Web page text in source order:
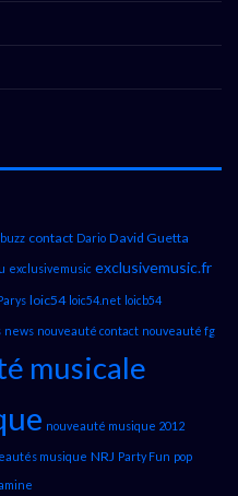
buzz contact Dario David Guetta
exclusivemusic exclusivemusic.fr
loic54 loic54.net loicb54
news nouveauté contact nouveauté fg
musicale
nouveauté musique 2012
musique NRJ Party Fun pop